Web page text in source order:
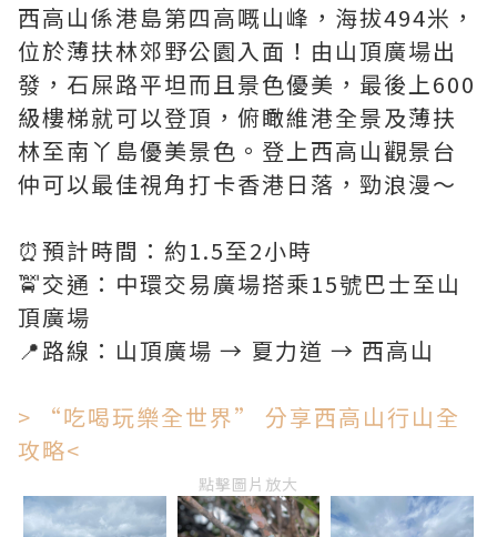
西高山係港島第四高嘅山峰，海拔494米，
位於薄扶林郊野公園入面！由山頂廣場出
發，石屎路平坦而且景色優美，最後上600
級樓梯就可以登頂，俯瞰維港全景及薄扶
林至南丫島優美景色。登上西高山觀景台
仲可以最佳視角打卡香港日落，勁浪漫～
⏰預計時間：約1.5至2小時
🚖交通：中環交易廣場搭乘15號巴士至山
頂廣場
📍路線：山頂廣場 → 夏力道 → 西高山
> “吃喝玩樂全世界” 分享西高山行山全
攻略<
點擊圖片放大